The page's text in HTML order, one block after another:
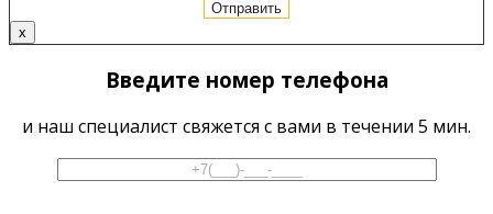
x
Введите номер телефона
и наш специалист свяжется с вами в течении 5 мин.